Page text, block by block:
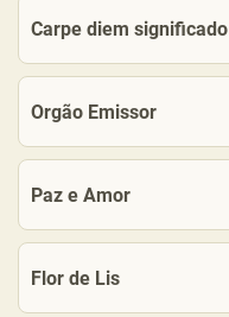
Carpe diem significado
Orgão Emissor
Paz e Amor
Flor de Lis